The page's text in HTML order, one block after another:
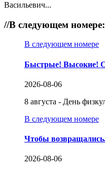
Васильевич...
//В следующем номере:
В следующем номере
Быстрые! Высокие!
2026-08-06
8 августа - День
В следующем номере
Чтобы
2026-08-06